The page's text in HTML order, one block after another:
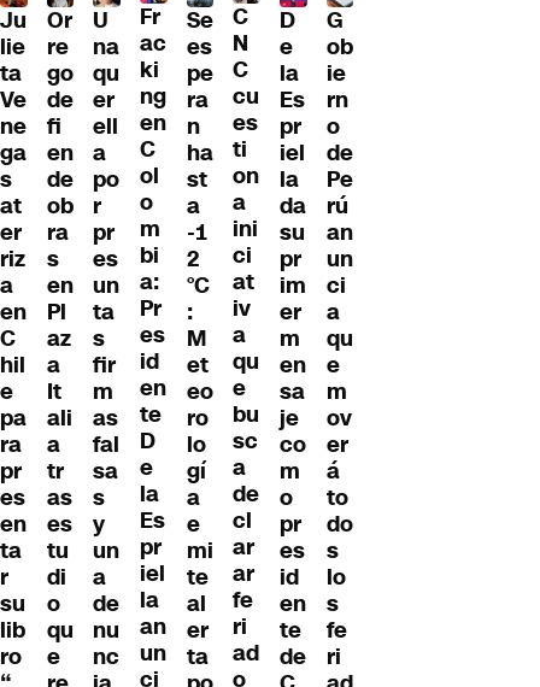
Ju
lie
ta
Ve
ne
ga
s
at
er
riz
a
en
C
hil
e
pa
ra
pr
es
en
ta
r
su
lib
ro
Or
re
go
de
fi
en
de
ob
ra
s
en
Pl
az
a
It
ali
a
tr
as
es
tu
di
o
qu
e
U
na
qu
er
ell
a
po
r
pr
es
un
ta
s
fir
m
as
fal
sa
s
y
un
a
de
nu
nc
Fr
ac
ki
ng
en
C
ol
o
m
bi
a:
Pr
es
id
en
te
D
e
la
Es
pr
iel
la
an
un
ci
Se
es
pe
ra
n
ha
st
a
-1
2
°C
:
M
et
eo
ro
lo
gí
a
e
mi
te
al
er
ta
C
N
C
cu
es
ti
on
a
ini
ci
at
iv
a
qu
e
bu
sc
a
de
cl
ar
ar
fe
ri
ad
o
D
e
la
Es
pr
iel
la
da
su
pr
im
er
m
en
sa
je
co
m
o
pr
es
id
en
te
de
G
ob
ie
rn
o
de
Pe
rú
an
un
ci
a
qu
e
m
ov
er
á
to
do
s
lo
s
fe
ri